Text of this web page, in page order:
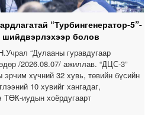
“Турбингенератор-5”-
болов
“Дулааны гуравдугаар
/2026.08.07/ ажиллав. “ДЦС-3”
хүчний 32 хувь, төвийн бүсийн
10 хувийг хангадаг,
ТӨК-иудын хоёрдугаарт